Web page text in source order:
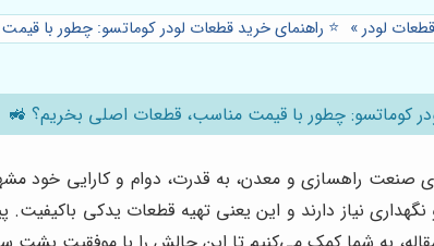
قطعات لودر» ⭐️ راهنمای خرید قطعات لودر کوماتسو: چطور با
کوماتسو: چطور با قیمت مناسب، قطعات اصلی بخریم؟ 🚜
صنعت راهسازی و معدن، به قدرت، دوام و کارایی خود
نگهداری نیاز دارند و این یعنی تهیه قطعات یدکی